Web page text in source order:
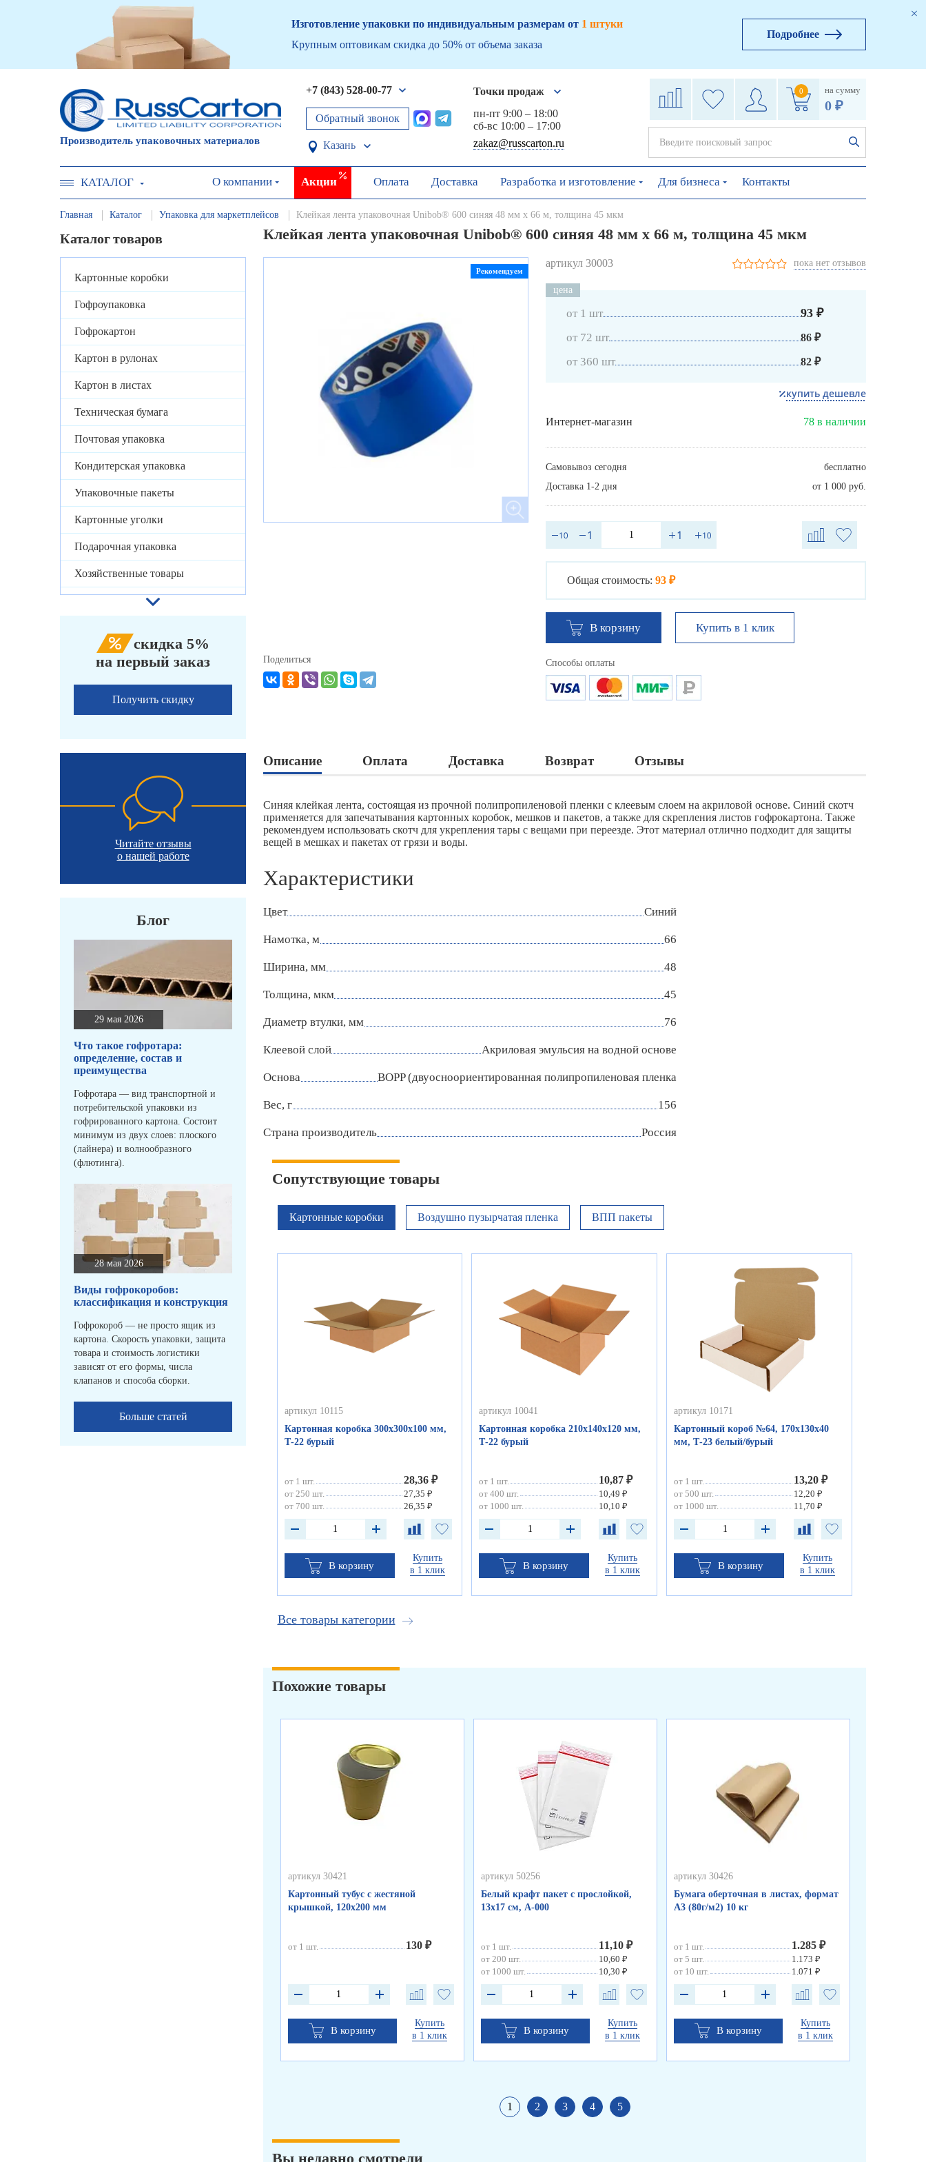
Изготовление упаковки по индивидуальным размерам от 1 штуки
Крупным оптовикам скидка до 50% от объема заказа
Подробнее
Производитель упаковочных материалов
+7 (843) 528-00-77
Обратный звонок
Казань
Точки продаж
пн-пт 9:00 – 18:00
сб-вс 10:00 – 17:00
zakaz@russcarton.ru
0 на сумму
0 ₽
КАТАЛОГ О компании Акции Оплата Доставка Разработка и изготовление Для бизнеса Контакты
Главная Каталог Упаковка для маркетплейсов Клейкая лента упаковочная Unibob® 600 синяя 48 мм х 66 м, толщина 45 мкм
Каталог товаров
Картонные коробки
Гофроупаковка
Гофрокартон
Картон в рулонах
Картон в листах
Техническая бумага
Почтовая упаковка
Кондитерская упаковка
Упаковочные пакеты
Картонные уголки
Подарочная упаковка
Хозяйственные товары
скидка 5%
на первый заказ
Получить скидку
Читайте отзывы
о нашей работе
Блог
29 мая 2026
Что такое гофротара:
определение, состав и
преимущества
Гофротара — вид транспортной и
потребительской упаковки из
гофрированного картона. Состоит
минимум из двух слоев: плоского
(лайнера) и волнообразного
(флютинга).
28 мая 2026
Виды гофрокоробов:
классификация и конструкция
Гофрокороб — не просто ящик из
картона. Скорость упаковки, защита
товара и стоимость логистики
зависят от его формы, числа
клапанов и способа сборки.
Больше статей
Клейкая лента упаковочная Unibob® 600 синяя 48 мм х 66 м, толщина 45 мкм
Рекомендуем
артикул 30003 пока нет отзывов
цена
от 1 шт 93 ₽
от 72 шт 86 ₽
от 360 шт 82 ₽
купить дешевле
Интернет-магазин 78 в наличии
Самовывоз сегодня
бесплатно
Доставка 1-2 дня
от 1 000 руб.
Общая стоимость: 93 ₽
В корзину Купить в 1 клик
Поделиться Способы оплаты
Описание Оплата Доставка Возврат Отзывы
Синяя клейкая лента, состоящая из прочной полипропиленовой пленки с клеевым слоем на акриловой основе. Синий скотч
применяется для запечатывания картонных коробок, мешков и пакетов, а также для скрепления листов гофрокартона. Также
рекомендуем использовать скотч для укрепления тары с вещами при переезде. Этот материал отлично подходит для защиты
вещей в мешках и пакетах от грязи и воды.
Характеристики
Цвет Синий
Намотка, м 66
Ширина, мм 48
Толщина, мкм 45
Диаметр втулки, мм 76
Клеевой слой Акриловая эмульсия на водной основе
Основа BOPP (двуосноориентированная полипропиленовая пленка
Вес, г 156
Страна производитель Россия
Сопутствующие товары
Картонные коробки Воздушно пузырчатая пленка ВПП пакеты
артикул 10115
Картонная коробка 300х300х100 мм,
Т-22 бурый
от 1 шт. 28,36 ₽
от 250 шт.
27,35 ₽
от 700 шт.
26,35 ₽
В корзину
Купить
в 1 клик
артикул 10041
Картонная коробка 210х140х120 мм,
Т-22 бурый
от 1 шт. 10,87 ₽
от 400 шт.
10,49 ₽
от 1000 шт.
10,10 ₽
В корзину
Купить
в 1 клик
артикул 10171
Картонный короб №64, 170х130х40
мм, Т-23 белый/бурый
от 1 шт. 13,20 ₽
от 500 шт.
12,20 ₽
от 1000 шт.
11,70 ₽
В корзину
Купить
в 1 клик
Все товары категории
Похожие товары
артикул 30421
Картонный тубус с жестяной
крышкой, 120х200 мм
от 1 шт. 130 ₽
В корзину
Купить
в 1 клик
артикул 50256
Белый крафт пакет с прослойкой,
13х17 см, А-000
от 1 шт. 11,10 ₽
от 200 шт.
10,60 ₽
от 1000 шт.
10,30 ₽
В корзину
Купить
в 1 клик
артикул 30426
Бумага оберточная в листах, формат
А3 (80г/м2) 10 кг
от 1 шт. 1.285 ₽
от 5 шт.
1.173 ₽
от 10 шт.
1.071 ₽
В корзину
Купить
в 1 клик
1 2 3 4 5
Вы недавно смотрели